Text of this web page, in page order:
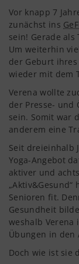
Vor knapp 7
zunächst ins
sein! Gerade
Um weiterhin
der Geburt
wieder mit dem
Verena wollte
der Presse-
sein. Somit war
anderem eine
Seit dreieinhalb
Yoga-Angebot
aktiver und
Senioren fit.
Gesundheit
weshalb Verena
Übungen in den
Doch wie ist sie